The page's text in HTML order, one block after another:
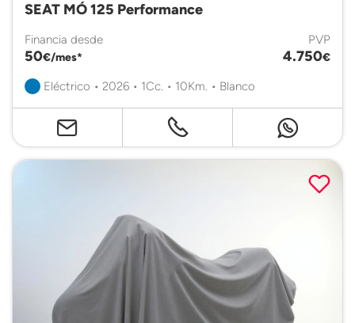
SEAT MÓ 125 Performance
Financia desde
50€/mes*
PVP
4.750€
Eléctrico • 2026 • 1Cc. • 10Km. • Blanco